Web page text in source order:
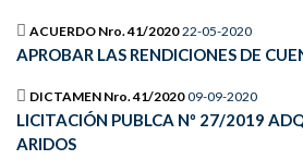
ACUERDO Nro. 41/2020 22-05-2020
APROBAR LAS RENDICIONES DE
DICTAMEN Nro. 41/2020 09-09-2020
LICITACIÓN PUBLCA Nº 27/2019
ARIDOS